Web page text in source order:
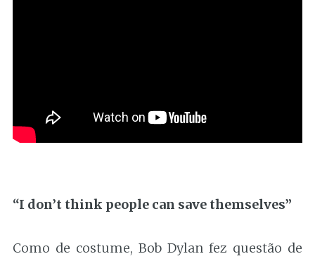
“I don’t think people can save themselves”
Como de costume, Bob Dylan fez questão de